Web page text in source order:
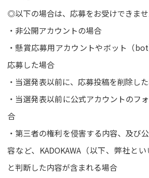
◎以下の場合は、応募をお受けできませ
・非公開アカウントの場合
・懸賞応募用アカウントやボット（
応募した場合
・当選発表以前に、応募投稿を削除し
・当選発表以前に公式アカウントのフ
合
・第三者の権利を侵害する内容、及び
容など、KADOKAWA（以下、弊社と
と判断した内容が含まれる場合